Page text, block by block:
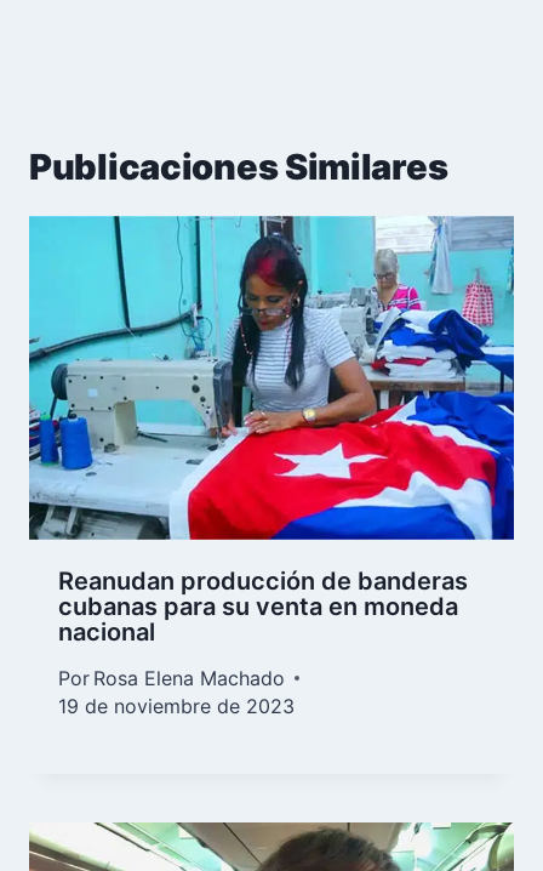
Publicaciones Similares
Reanudan producción de banderas
cubanas para su venta en moneda
nacional
Por Rosa Elena Machado
19 de noviembre de 2023